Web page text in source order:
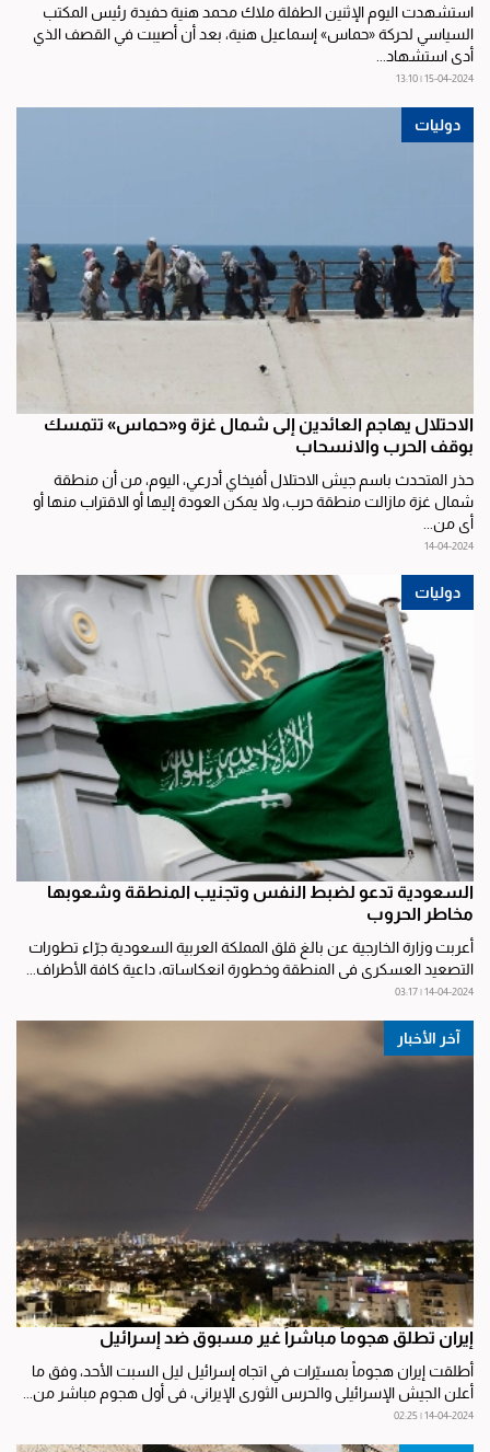
استشهدت اليوم الإثنين الطفلة ملاك محمد هنية حفيدة رئيس المكتب
السياسي لحركة «حماس» إسماعيل هنية، بعد أن أصيبت في القصف الذي
أدى استشهاد...
15-04-2024 | 13:10
دوليات
الاحتلال يهاجم العائدين إلى شمال غزة و«حماس» تتمسك
بوقف الحرب والانسحاب
حذر المتحدث باسم جيش الاحتلال أفيخاي أدرعي، اليوم، من أن منطقة
شمال غزة مازالت منطقة حرب، ولا يمكن العودة إليها أو الاقتراب منها أو
أي من...
14-04-2024
دوليات
السعودية تدعو لضبط النفس وتجنيب المنطقة وشعوبها
مخاطر الحروب
أعربت وزارة الخارجية عن بالغ قلق المملكة العربية السعودية جرّاء تطورات
التصعيد العسكري في المنطقة وخطورة انعكاساته، داعية كافة الأطراف...
14-04-2024 | 03:17
آخر الأخبار
إيران تطلق هجوماً مباشراً غير مسبوق ضد إسرائيل
أطلقت إيران هجوماً بمسيّرات في اتجاه إسرائيل ليل السبت الأحد، وفق ما
أعلن الجيش الإسرائيلي والحرس الثوري الإيراني، في أول هجوم مباشر من...
14-04-2024 | 02:25